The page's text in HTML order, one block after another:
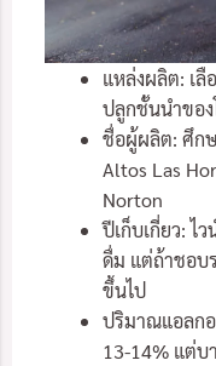
แหล่งผลิต: เลื
ปลูกชั้นนำของ
ชื่อผู้ผลิต: ศึก
Altos Las
Norton
ปีเก็บเกี่ยว: ไ
ดื่ม แต่ถ้าชอบ
ขึ้นไป
ปริมาณแอลก
13-14% แต่บ